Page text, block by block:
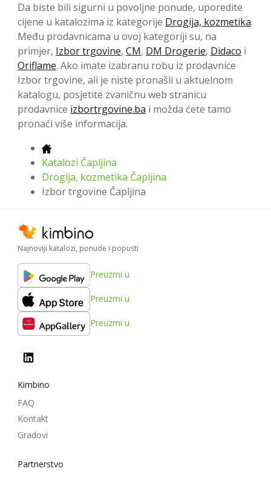
Da biste bili sigurni u povoljne ponude, uporedite
cijene u katalozima iz kategorije Drogija, kozmetika.
Među prodavnicama u ovoj kategoriji su, na
primjer, Izbor trgovine, CM, DM Drogerie, Didaco i
Oriflame. Ako imate izabranu robu iz prodavnice
Izbor trgovine, ali je niste pronašli u aktuelnom
katalogu, posjetite zvaničnu web stranicu
prodavnice izbortrgovine.ba i možda ćete tamo
pronaći više informacija.
Katalozi Čapljina
Drogija, kozmetika Čapljina
Izbor trgovine Čapljina
Najnoviji katalozi, ponude i popusti
Preuzmi u
Preuzmi u
Preuzmi u
Kimbino
FAQ
Kontakt
Gradovi
Partnerstvo